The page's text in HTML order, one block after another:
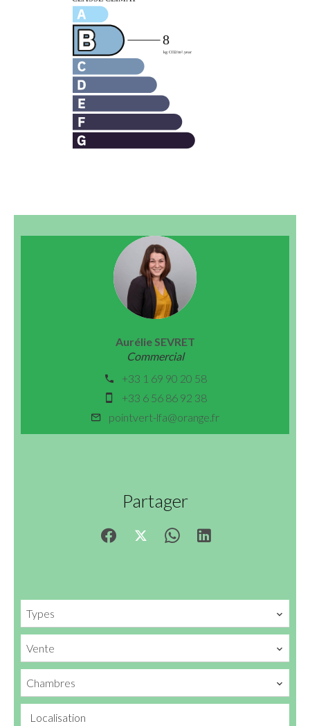
Aurélie SEVRET
Commercial
+33 1 69 90 20 58
+33 6 56 86 92 38
pointvert-lfa@orange.fr
Partager
Types
Vente
Chambres
Localisation